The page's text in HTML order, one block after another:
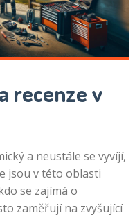
recenze v
a neustále se vyvíjí,
jsou v této oblasti
se zajímá o
zaměřují na zvyšující